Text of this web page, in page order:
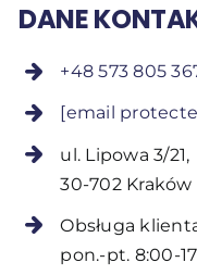
DANE
+48 573 805
[email
ul. Lipowa 3/21,
30-702 Kraków
Obsługa
pon.-pt. 8:00-